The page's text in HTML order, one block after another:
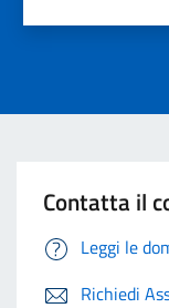
Contatta il
Leggi le
Richiedi